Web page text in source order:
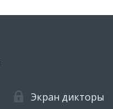
Экран дикторы